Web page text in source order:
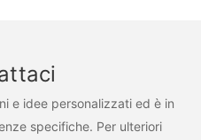
e idee personalizzati ed è in
specifiche. Per ulteriori